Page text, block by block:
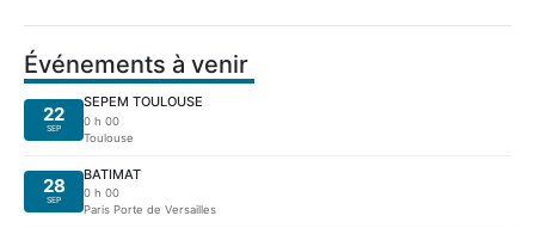
Événements à venir
22
SEP
SEPEM TOULOUSE
0 h 00
Toulouse
28
SEP
BATIMAT
0 h 00
Paris Porte de Versailles